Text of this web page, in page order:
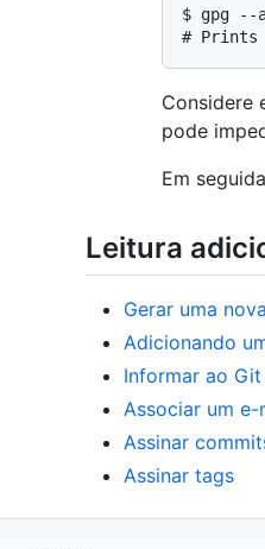
$ gpg --
# Prints
Considere
pode
Em
Leitura
Gerar uma
Adicionando
Informar ao
Associar um e-
Assinar
Assinar tags